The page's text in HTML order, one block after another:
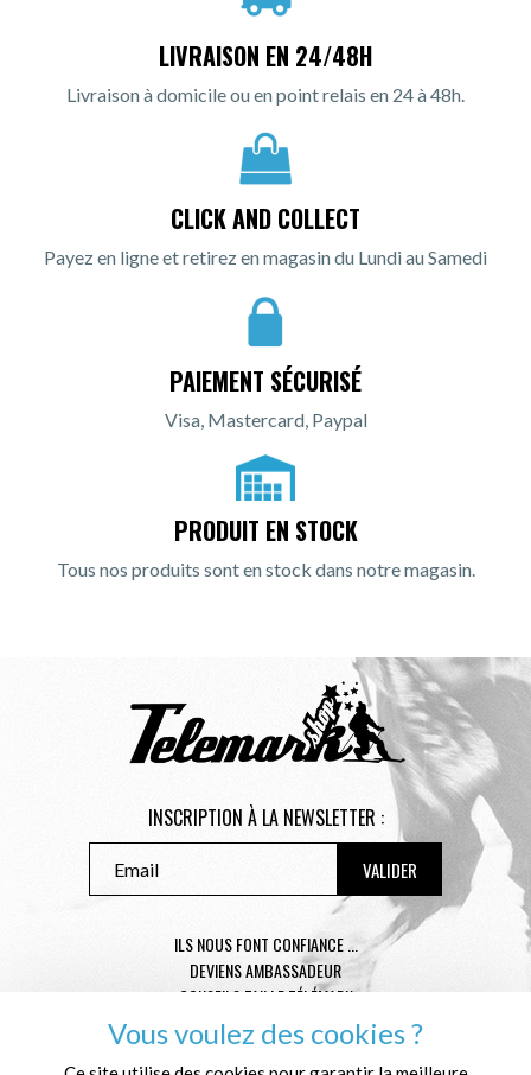
LIVRAISON EN 24/48H
Livraison à domicile ou en point relais en 24 à 48h.
CLICK AND COLLECT
Payez en ligne et retirez en magasin du Lundi au Samedi
PAIEMENT SÉCURISÉ
Visa, Mastercard, Paypal
PRODUIT EN STOCK
Tous nos produits sont en stock dans notre magasin.
INSCRIPTION À LA NEWSLETTER :
ILS NOUS FONT CONFIANCE ...
DEVIENS AMBASSADEUR
CONSEILS TAILLE TÉLÉMARK
CONDITIONS GÉNÉRALES DE VENTE
MENTIONS LÉGALES
Vous voulez des cookies ?